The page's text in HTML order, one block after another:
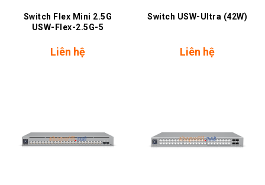
Switch Flex Mini 2.5G
USW-Flex-2.5G-5
Liên hệ
Switch USW-Ultra (42W)
Liên hệ